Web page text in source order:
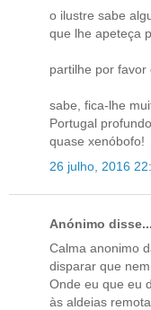
o ilustre sabe
que lhe apeteça
partilhe por
sabe, fica-lhe
Portugal
quase xenóbofo!
26 julho, 2016
Anónimo disse...
Calma anonimo
disparar que
Onde eu que eu
às aldeias